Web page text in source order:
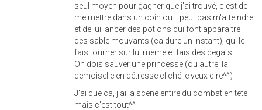
seul moyen pour gagner que j'ai trouvé, c'est de
me mettre dans un coin ou il peut pas m'atteindre
et de lui lancer des potions qui font apparaitre
des sable mouvants (ca dure un instant), qui le
fais tourner sur lui meme et fais des degats
On dois sauver une princesse (ou autre, la
demoiselle en détresse cliché je veux dire^^)
J'ai que ca, j'ai la scene entire du combat en tete
mais c'est tout^^